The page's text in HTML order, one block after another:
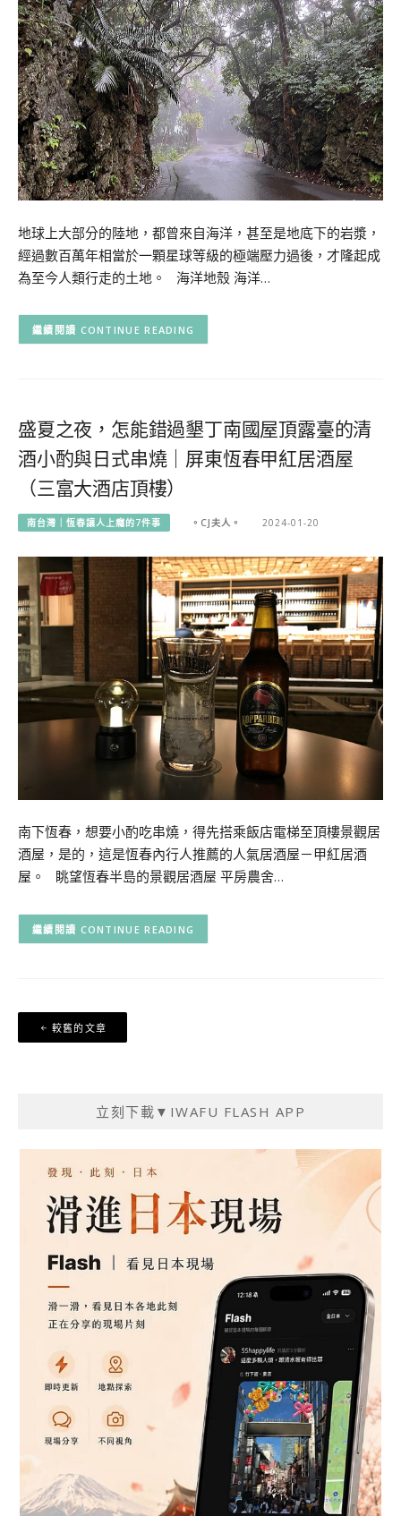
地球上大部分的陸地，都曾來自海洋，甚至是地底下的岩漿，
經過數百萬年相當於一顆星球等級的極端壓力過後，才隆起成
為至今人類行走的土地。 海洋地殼 海洋…
CONTINUE READING
盛夏之夜，怎能錯過墾丁南國屋頂露臺的清
酒小酌與日式串燒｜屏東恆春甲紅居酒屋
（三富大酒店頂樓）
南台灣｜恆春讓人上癮的7件事 。CJ夫人。 2024-01-20
南下恆春，想要小酌吃串燒，得先搭乘飯店電梯至頂樓景觀居
酒屋，是的，這是恆春內行人推薦的人氣居酒屋－甲紅居酒
屋。 眺望恆春半島的景觀居酒屋 平房農舍…
CONTINUE READING
文
章
較舊的文章
立刻下載▼IWAFU FLASH APP